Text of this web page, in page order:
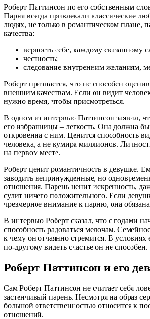
Роберт Паттинсон по его собственным
Парня всегда привлекали классические
людях, не только в романтическом плане,
качества:
верность себе, каждому сказанному
честность;
следование внутренним желаниям,
Роберт признается, что не способен
внешним качествам. Если он видит
нужно время, чтобы присмотреться.
В одном из интервью Паттинсон заявил,
его избранницы – легкость. Она должна
откровенна с ним. Ценится способность
человека, а не кумира миллионов.
на первом месте.
Роберт ценит романтичность в девушке.
заводить непринужденные, но
отношения. Парень ценит искренность,
сулит ничего положительного. Если
чрезмерное внимание к парню, она обязана
В интервью Роберт сказал, что с годами
способность радоваться мелочам.
к чему он отчаянно стремится. В условиях
по-другому видеть счастье он не способен.
Роберт Паттинсон и его
Сам Роберт Паттинсон не считает себя
застенчивый парень. Несмотря на образ
большой ответственностью относится к
отношений.